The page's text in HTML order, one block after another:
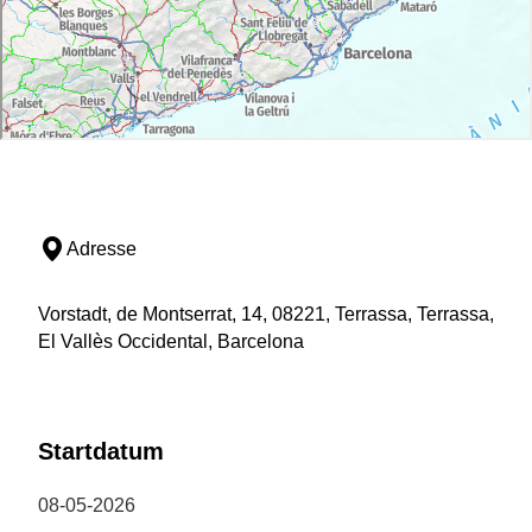
Anreise
Terrassa ist mit den Linien FGC (S1) und Renfe (R4)
gut erreichbar, nur wenige Gehminuten vom Zentrum
entfernt. Auch Busse (e2, Matadepera/Castellbell
sowie Nachtbusse N61, N64, N66) halten in der
Adresse
Vorstadt, de Montserrat, 14, 08221, Terrassa, Terrassa,
El Vallès Occidental, Barcelona
Startdatum
08-05-2026